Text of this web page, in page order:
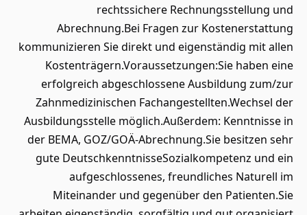
rechtssichere Rechnungsstellung und
Abrechnung.Bei Fragen zur Kostenerstattung
kommunizieren Sie direkt und eigenständig mit allen
Kostenträgern.Voraussetzungen:Sie haben eine
erfolgreich abgeschlossene Ausbildung zum/zur
Zahnmedizinischen Fachangestellten.Wechsel der
Ausbildungsstelle möglich.Außerdem: Kenntnisse in
der BEMA, GOZ/GOÄ-Abrechnung.Sie besitzen sehr
gute DeutschkenntnisseSozialkompetenz und ein
aufgeschlossenes, freundliches Naturell im
Miteinander und gegenüber den Patienten.Sie